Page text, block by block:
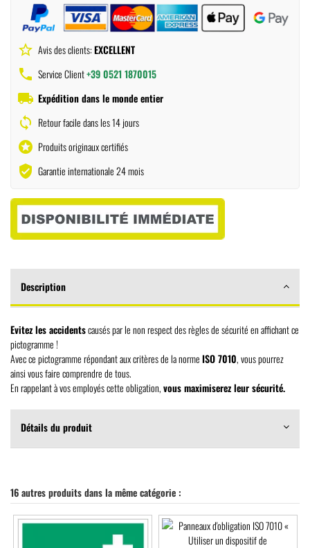
star_border Avis des clients:EXCELLENT
phone Service Client+39 0521 1870015
local_shipping Expédition dans le monde entier
sync Retour facile dans les 14 jours
stars Produits originaux certifiés
verified_user Garantie internationale 24 mois
Description
Evitez les accidentscausés par le non respect des règles de sécurité en affichant ce
pictogramme !
Avec ce pictogramme répondant aux critères de la normeISO 7010, vous pourrez
ainsi vous faire comprendre de tous.
En rappelant à vos employés cette obligation,vous maximiserez leur sécurité.
Détails du produit
16 autres produits dans la même catégorie :